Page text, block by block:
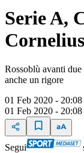
Serie A,
Rossoblù avanti
anche un rigore
01 Feb 2020 - 20:08
01 Feb 2020 - 20:08
Segui